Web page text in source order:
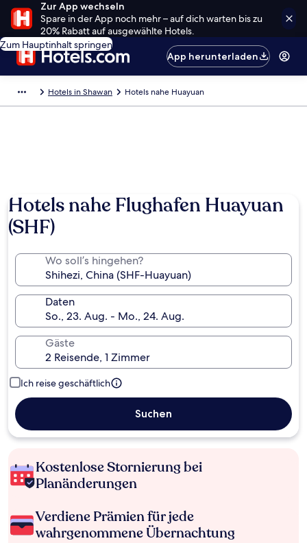
Zur App wechseln
Spare in der App noch mehr – auf dich warten bis zu
20% Rabatt auf ausgewählte Hotels.
Zum Hauptinhalt springen
App herunterladen
Hotels in Shawan Hotels nahe Huayuan
Hotels nahe Flughafen Huayuan
(SHF)
Wo soll’s hingehen?
Daten
Gäste
Ich reise geschäftlich
Suchen
Kostenlose Stornierung bei
Planänderungen
Verdiene Prämien für jede
wahrgenommene Übernachtung